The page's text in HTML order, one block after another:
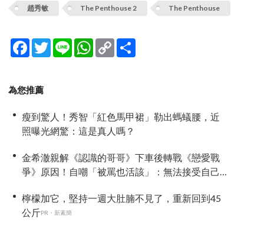
趙秀敏 The Penthouse 2 The Penthouse
Facebook
TwitterLine WhatsApp
Copy
Link
為您推薦
瘦到驚人！秀智「紅色馬甲裙」勒出螞蟻腰，近
照曝光網驚：這是真人嗎？
金希澈親解《認識的哥哥》下車後轉戰《戀愛戰
爭》原因！自嘲「被罵也活該」：無法接受自己
檸檬加它，堅持一週大肚腩不見了，重新回到45
公斤PR・新素簡